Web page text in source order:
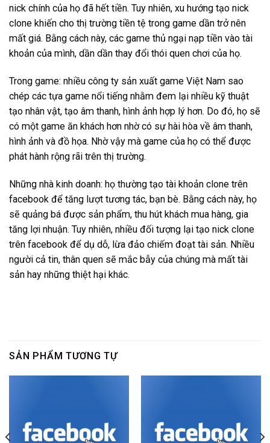
nick chính của họ đã hết tiền. Tuy nhiên, xu hướng tạo nick
clone khiến cho thị trường tiền tệ trong game dần trở nên
mất giá. Bằng cách này, các game thủ ngại nạp tiền vào tài
khoản của mình, dần dần thay đổi thói quen chơi của họ.
Trong game: nhiều công ty sản xuất game Việt Nam sao
chép các tựa game nổi tiếng nhằm đem lại nhiều kỹ thuật
tạo nhân vật, tạo âm thanh, hình ảnh hợp lý hơn. Do đó, họ sẽ
có một game ăn khách hơn nhờ có sự hài hòa về âm thanh,
hình ảnh và đồ họa. Nhờ vậy mà game của họ có thể được
phát hành rộng rãi trên thị trường.
Những nhà kinh doanh: họ thường tạo tài khoản clone trên
facebook để tăng lượt tương tác, bạn bè. Bằng cách này, họ
sẽ quảng bá được sản phẩm, thu hút khách mua hàng, gia
tăng lợi nhuận. Tuy nhiên, nhiều đối tượng lại tạo nick clone
trên facebook để dụ dỗ, lừa đảo chiếm đoạt tài sản. Nhiều
người cả tin, thân quen sẽ mắc bẫy của chúng mà mất tài
sản hay những thiệt hại khác.
SẢN PHẨM TƯƠNG TỰ